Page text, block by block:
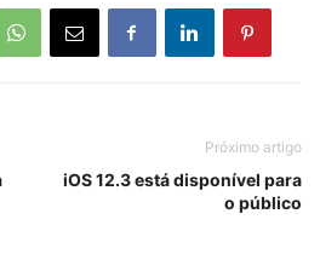
Próximo artigo
iOS 12.3 está disponível para
o público